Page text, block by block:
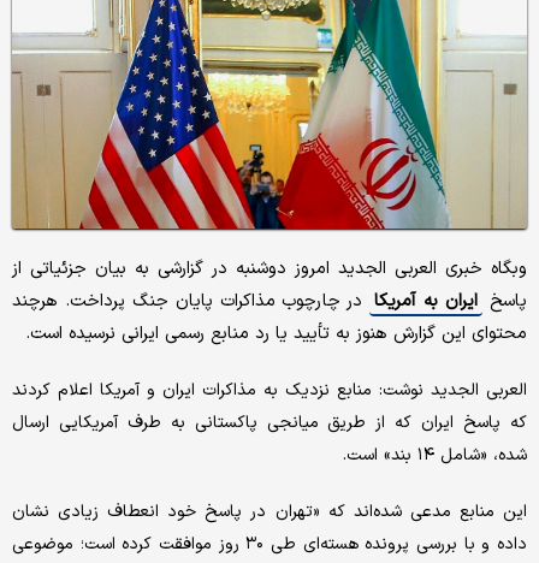
وبگاه خبری العربی الجدید امروز دوشنبه در گزارشی به بیان جزئیاتی از
پاسخ ایران به آمریکا در چارچوب مذاکرات پایان جنگ پرداخت. هرچند
محتوای این گزارش هنوز به تأیید یا رد منابع رسمی ایرانی نرسیده است.
العربی الجدید نوشت: منابع نزدیک به مذاکرات ایران و آمریکا اعلام کردند
که پاسخ ایران که از طریق میانجی پاکستانی به طرف آمریکایی ارسال
شده، «شامل ۱۴ بند» است.
این منابع مدعی شده‌اند که «تهران در پاسخ خود انعطاف زیادی نشان
داده و با بررسی پرونده هسته‌ای طی ۳۰ روز موافقت کرده است؛ موضوعی